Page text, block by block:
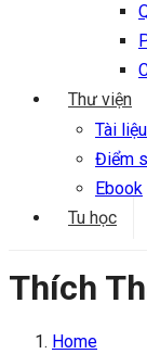
Thư viện
Tài liệu
Điểm
Ebook
Tu học
Thích
Home